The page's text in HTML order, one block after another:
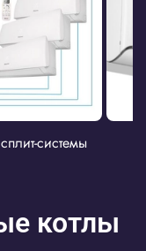
системы
котлы